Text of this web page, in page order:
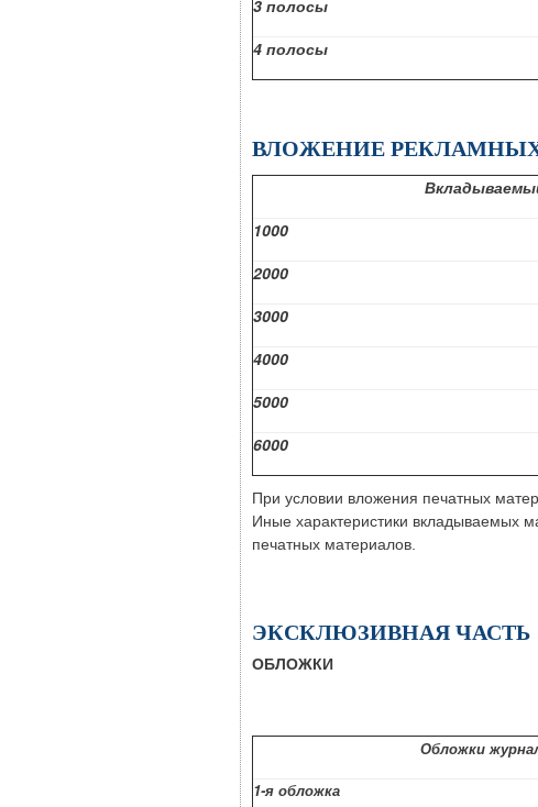
3 полосы
4 полосы
ВЛОЖЕНИЕ
1000
2000
3000
4000
5000
6000
При условии вложения печатных
Иные характеристики вкладываемых
печатных материалов.
ЭКСКЛЮЗИВНАЯ ЧАСТЬ
ОБЛОЖКИ
Обложки
1-я обложка